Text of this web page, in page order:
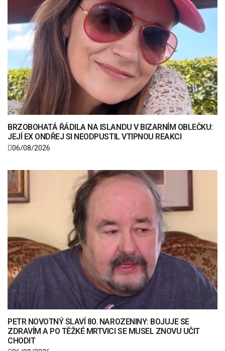
BRZOBOHATÁ ŘÁDILA NA ISLANDU V BIZARNÍM OBLEČKU:
JEJÍ EX ONDŘEJ SI NEODPUSTIL VTIPNOU REAKCI
06/08/2026
PETR NOVOTNÝ SLAVÍ 80. NAROZENINY: BOJUJE SE
ZDRAVÍM A PO TĚŽKÉ MRTVICI SE MUSEL ZNOVU UČIT
CHODIT